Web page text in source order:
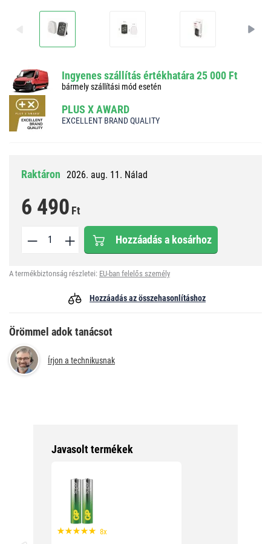
Ingyenes szállítás értékhatára 25 000 Ft
bármely szállítási mód esetén
PLUS X AWARD
EXCELLENT BRAND QUALITY
Raktáron 2026. aug. 11. Nálad
6 490 Ft
Hozzáadás a kosárhoz
A termékbiztonság részletei: EU-ban felelős személy
Hozzáadás az összehasonlításhoz
Örömmel adok tanácsot
Írjon a technikusnak
Javasolt termékek
8x